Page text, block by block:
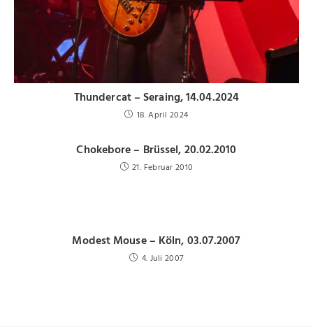
Thundercat – Seraing, 14.04.2024
18. April 2024
Chokebore – Brüssel, 20.02.2010
21. Februar 2010
Modest Mouse – Köln, 03.07.2007
4. Juli 2007